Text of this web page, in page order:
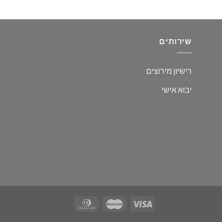
שירותים
רישיון מירוצים
יבוא אישי